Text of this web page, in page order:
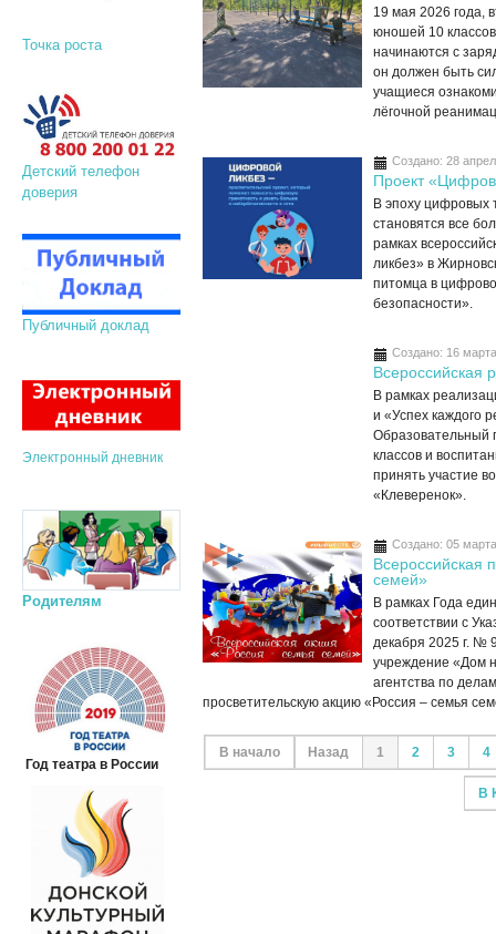
19 мая 2026 года,
юношей 10
начинаются с
он должен быть
учащиеся
лёгочной
Создано: 28
Проект
В эпоху цифровых
становятся все
рамках
ликбез» в
питомца в
безопасности».
Создано: 16
Всероссийская
В рамках
и «Успех каждого
Образовательный
классов и
принять участие
«Клеверенок».
Создано: 05
Всероссийская
семей»
В рамках Года
соответствии с
декабря 2025 г. №
учреждение «Дом
агентства по
просветительскую акцию «Россия – семья
В начало Назад 1 2 3 4
В
Точка роста
Детский телефон
доверия
Публичный доклад
Электронный дневник
Родителям
Год театра в России